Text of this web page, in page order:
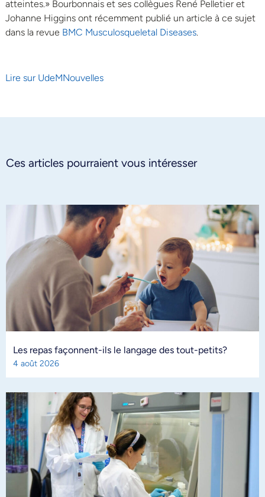
atteintes.» Bourbonnais et ses collègues René Pelletier et
Johanne Higgins ont récemment publié un article à ce sujet
dans la revue BMC Musculosqueletal Diseases.
Lire sur UdeMNouvelles
Ces articles pourraient vous intéresser
Les repas façonnent-ils le langage des tout-petits?
4 août 2026